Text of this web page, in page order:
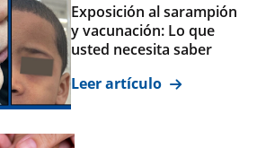
Exposición al sarampión
y vacunación: Lo que
usted necesita saber
Leer artículo